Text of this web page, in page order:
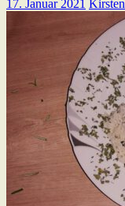
17. Januar 2021 Kirsten